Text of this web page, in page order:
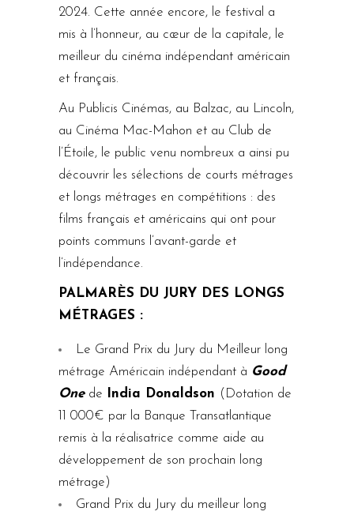
2024. Cette année encore, le festival a
mis à l’honneur, au cœur de la capitale, le
meilleur du cinéma indépendant américain
et français.
Au Publicis Cinémas, au Balzac, au Lincoln,
au Cinéma Mac-Mahon et au Club de
l’Étoile, le public venu nombreux a ainsi pu
découvrir les sélections de courts métrages
et longs métrages en compétitions : des
films français et américains qui ont pour
points communs l’avant-garde et
l’indépendance.
PALMARÈS DU JURY DES LONGS
MÉTRAGES :
Le Grand Prix du Jury du Meilleur long
métrage Américain indépendant à Good
Onede India Donaldson (Dotation de
11 000€ par la Banque Transatlantique
remis à la réalisatrice comme aide au
développement de son prochain long
métrage)
Grand Prix du Jury du meilleur long